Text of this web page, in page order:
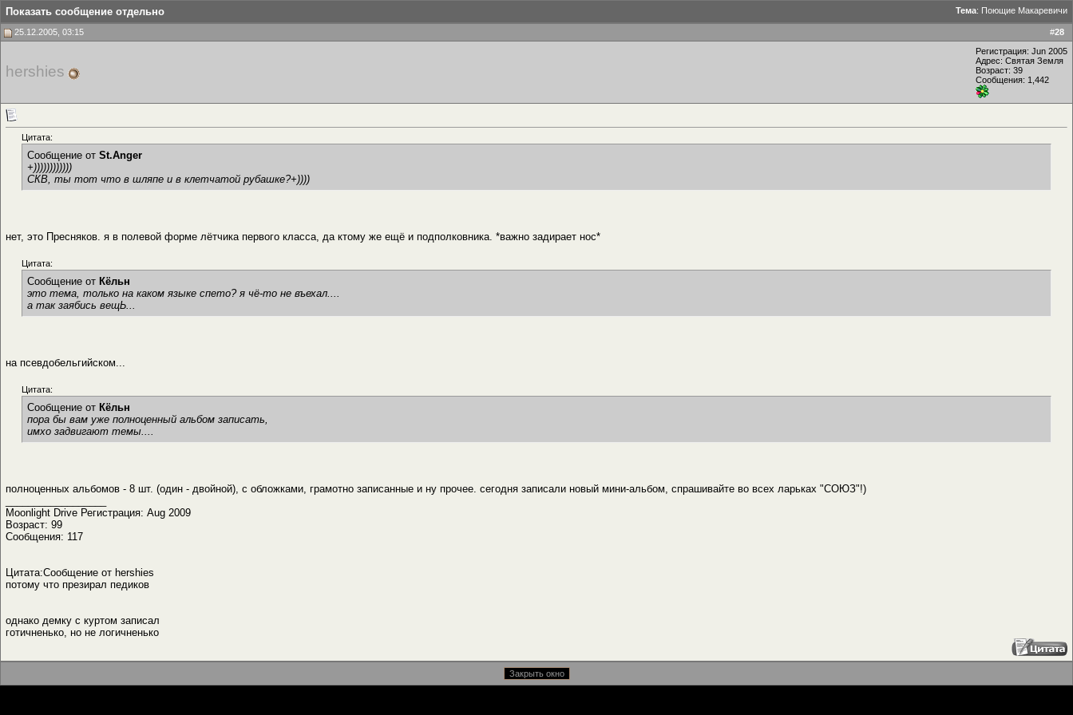
Тема: Поющие Макаревичи
Показать сообщение отдельно
#28
25.12.2005, 03:15
hershies
Регистрация: Jun 2005
Адрес: Святая Земля
Возраст: 39
Сообщения: 1,442
Цитата:
Сообщение от St.Anger
+))))))))))))
СКВ, ты тот что в шляпе и в клетчатой рубашке?+))))
нет, это Пресняков. я в полевой форме лётчика первого класса, да ктому же ещё и подполковника. *важно задирает нос*
Цитата:
Сообщение от Кёльн
это тема, только на каком языке спето? я чё-то не въехал....
а так заябись вещЬ...
на псевдобельгийском...
Цитата:
Сообщение от Кёльн
пора бы вам уже полноценный альбом записать,
имхо задвигают темы....
полноценных альбомов - 8 шт. (один - двойной), с обложками, грамотно записанные и ну прочее. сегодня записали новый мини-альбом, спрашивайте во всех ларьках "СОЮЗ"!)
Moonlight Drive Регистрация: Aug 2009
Возраст: 99
Сообщения: 117
Цитата:Сообщение от hershies
потому что презирал педиков
однако демку с куртом записал
готичненько, но не логичненько